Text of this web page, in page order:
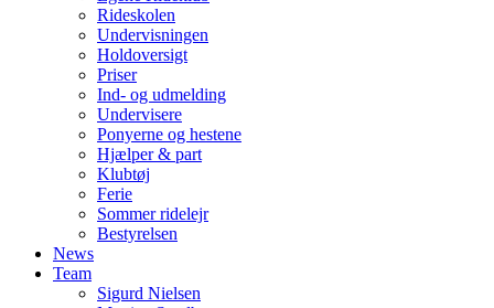
Rideskolen
Undervisningen
Holdoversigt
Priser
Ind- og udmelding
Undervisere
Ponyerne og hestene
Hjælper & part
Klubtøj
Ferie
Sommer ridelejr
Bestyrelsen
News
Team
Sigurd Nielsen